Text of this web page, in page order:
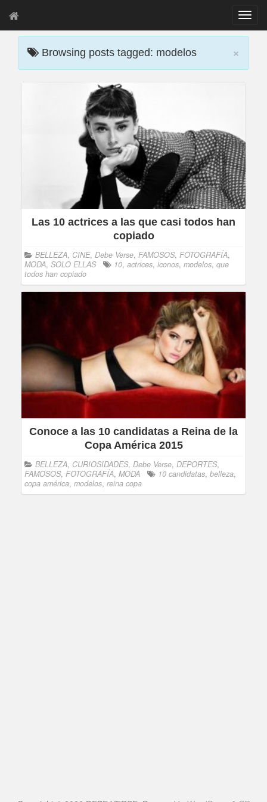
T
o
g
a
t
i
o
n
×
Browsing posts tagged: modelos
Las 10 actrices a las que casi todos han
copiado
BELLEZA, CINE, Debe Verse, FAMOSOS, FOTOGRAFÍA,
MODA, SOLO ELLAS 10, actrices, iconos, modelos, que
todos han copiado
Conoce a las 10 candidatas a Reina de la
Copa América 2015
BELLEZA, CURIOSIDADES, Debe Verse, DEPORTES,
FAMOSOS, FOTOGRAFÍA, MODA 10 candidatas, belleza,
copa américa, modelos, reina copa